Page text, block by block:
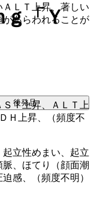
ＬＴ上昇、著しい
あらわれることが
Ｔ上昇、ＡＬＴ上
Ｈ上昇、（頻度不
立性めまい、起立
、ほてり（顔面潮
感、（頻度不明）
ｇ「Ｙ
後発品